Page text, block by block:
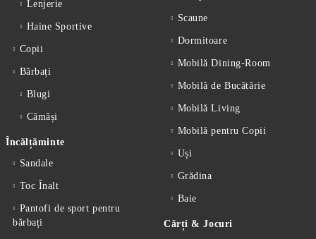
Lenjerie
Haine Sportive
Copii
Bărbați
Blugi
Cămăși
Încălțăminte
Sandale
Toc Înalt
Pantofi de sport pentru
bărbați
Scaune
Dormitoare
Mobilă Dining-Room
Mobilă de Bucătărie
Mobilă Living
Mobilă pentru Copii
Uși
Grădina
Baie
Cărți & Jocuri